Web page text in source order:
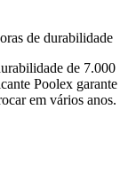
de durabilidade
de 7.000
Poolex garante
em vários anos.